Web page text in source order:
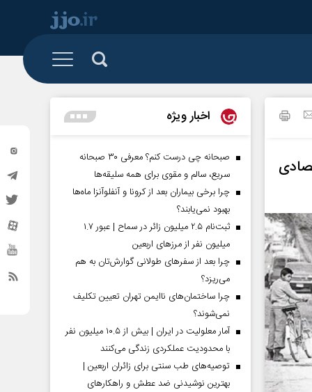
و تشکل ها
رزمی
گیشه روزنامه
البرز
تهران
خراسان شمالی
سیستان و بلوچستان
کردستان
گلستان
ساوه
مناطق آزاد
اخبار ویژه
صبحانه چی درست کنم؟ معرفی ۳۰ صبحانه
سریع، سالم و مقوی برای همه سلیقه‌ها
چرا برخی بیماران بعد از کرونا و آنفلوآنزا ماه‌ها
بهبود نمی‌یابند؟
ثبت‌نام ۲.۵ میلیون زائر در سماح | عبور ۱.۷
میلیون نفر از مرز‌های اربعین
چرا بعد از سفرهای طولانی گوارش‌تان به هم
می‌ریزد؟
چرا ساختمان‌های ناایمن تهران تعیین تکلیف
نمی‌شوند؟
آمار معلولیت در ایران | بیش از ۱۰.۵ میلیون نفر
با محدودیت عملکردی زندگی می‌کنند
توصیه‌های طب سنتی برای زائران اربعین |
بهترین نوشیدنی ضد عطش و راهکارهای